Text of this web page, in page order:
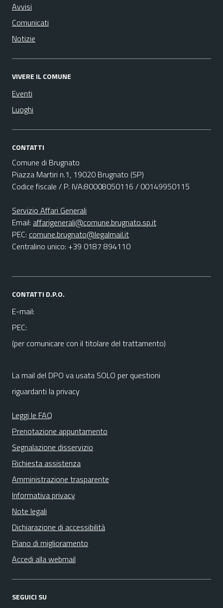
Avvisi
Comunicati
Notizie
VIVERE IL COMUNE
Eventi
Luoghi
CONTATTI
Comune di Brugnato
Piazza Martiri n.1, 19020 Brugnato (SP)
Codice fiscale / P. IVA:80008050116 / 00149950115
Servizio Affari Generali
Email: affarigenerali@comune.brugnato.sp.it
PEC: comune.brugnato@legalmail.it
Centralino unico: +39 0187 894110
CONTATTI D.P.O.
E-mail:
PEC:
(per comunicare con il titolare del trattamento)
La mail del DPO va usata SOLO per questioni
riguardanti la privacy
Leggi le FAQ
Prenotazione appuntamento
Segnalazione disservizio
Richiesta assistenza
Amministrazione trasparente
Informativa privacy
Note legali
Dichiarazione di accessibilità
Piano di miglioramento
Accedi alla webmail
SEGUICI SU